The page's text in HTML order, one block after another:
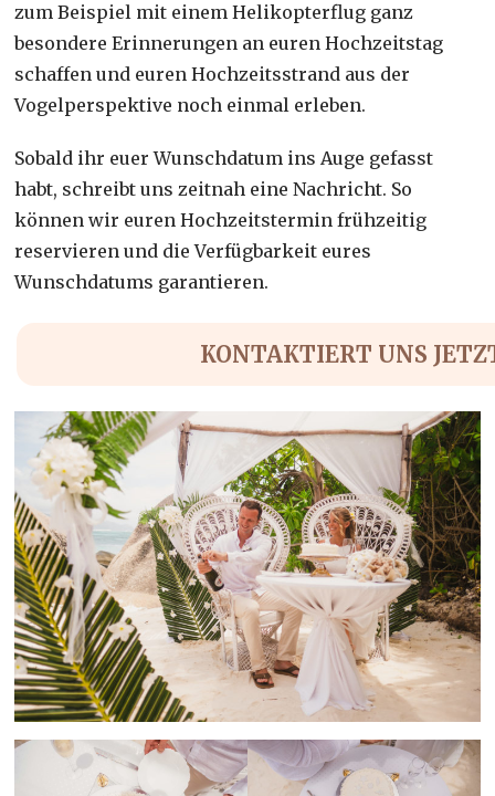
zum Beispiel mit einem Helikopterflug ganz
besondere Erinnerungen an euren Hochzeitstag
schaffen und euren Hochzeitsstrand aus der
Vogelperspektive noch einmal erleben.
Sobald ihr euer Wunschdatum ins Auge gefasst
habt, schreibt uns zeitnah eine Nachricht. So
können wir euren Hochzeitstermin frühzeitig
reservieren und die Verfügbarkeit eures
Wunschdatums garantieren.
KONTAKTIERT UNS